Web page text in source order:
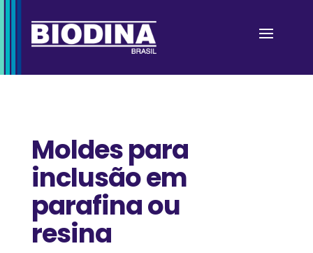
Moldes para
inclusão em
parafina ou
resina